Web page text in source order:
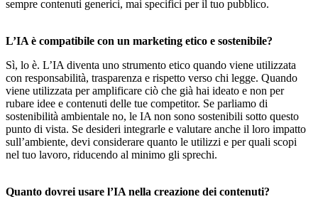
sempre contenuti generici, mai specifici per il tuo pubblico.
L’IA è compatibile con un marketing etico e sostenibile?
Sì, lo è. L’IA diventa uno strumento etico quando viene utilizzata
con responsabilità, trasparenza e rispetto verso chi legge. Quando
viene utilizzata per amplificare ciò che già hai ideato e non per
rubare idee e contenuti delle tue competitor. Se parliamo di
sostenibilità ambientale no, le IA non sono sostenibili sotto questo
punto di vista. Se desideri integrarle e valutare anche il loro impatto
sull’ambiente, devi considerare quanto le utilizzi e per quali scopi
nel tuo lavoro, riducendo al minimo gli sprechi.
Quanto dovrei usare l’IA nella creazione dei contenuti?